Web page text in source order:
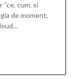
cum, si
de moment,